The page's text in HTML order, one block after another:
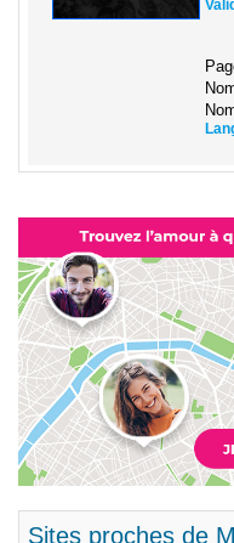
Sites proches de